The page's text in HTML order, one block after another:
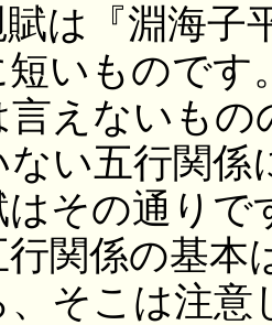
は『淵海子
いものです
えないも
い五行関係
はその通りで
関係の基本
、そこは注